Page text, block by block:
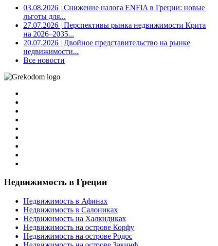
03.08.2026 | Снижение налога ENFIA в Греции: новые
льготы для...
27.07.2026 | Перспективы рынка недвижимости Крита
на 2026–2035...
20.07.2026 | Двойное представительство на рынке
недвижимости...
Все новости
Недвижимость в Греции
Недвижимость в Афинах
Недвижимость в Салониках
Недвижимость на Халкидиках
Недвижимость на острове Корфу
Недвижимость на острове Родос